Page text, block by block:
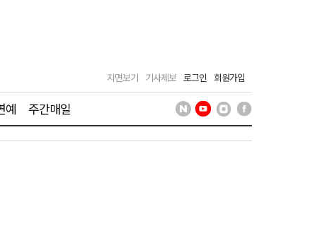
지면보기 기사제보 로그인 회원가입
예 주간매일